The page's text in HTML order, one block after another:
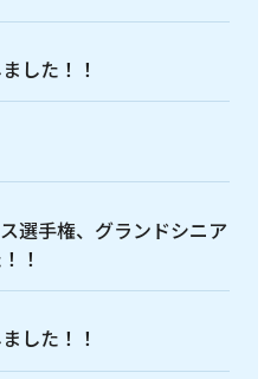
した！！
選手権、グランドシニア
！
した！！